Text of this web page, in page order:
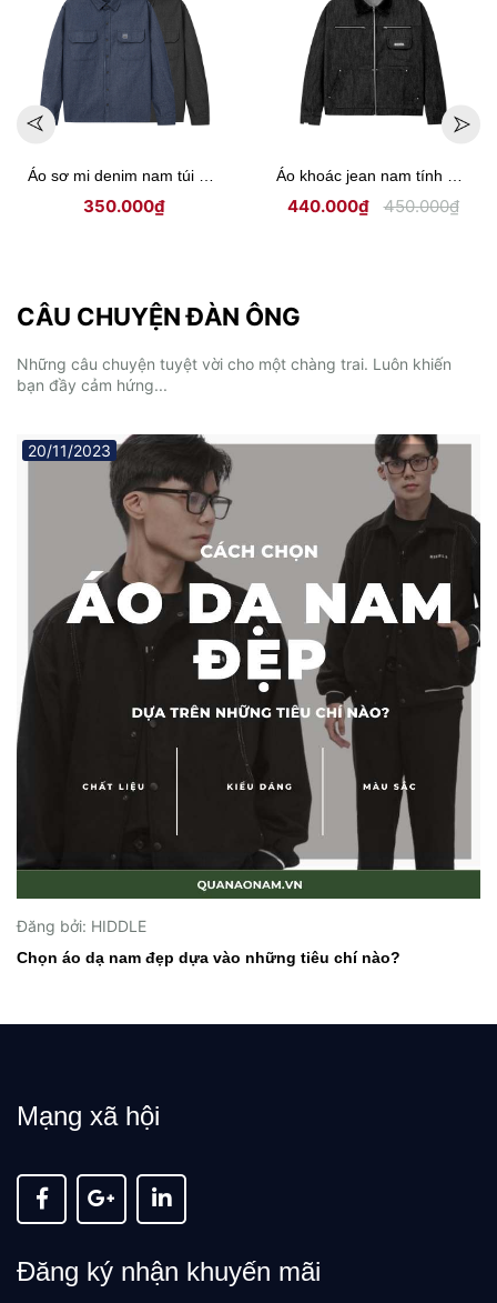
395.000₫ 450.000₫ 450.000₫
CÂU CHUYỆN ĐÀN ÔNG
Những câu chuyện tuyệt vời cho một chàng trai. Luôn khiến
bạn đầy cảm hứng...
20/11/2023
Đăng bởi: HIDDLE
Chọn áo dạ nam đẹp dựa vào những tiêu chí nào?
Mạng xã hội
Đăng ký nhận khuyến mãi